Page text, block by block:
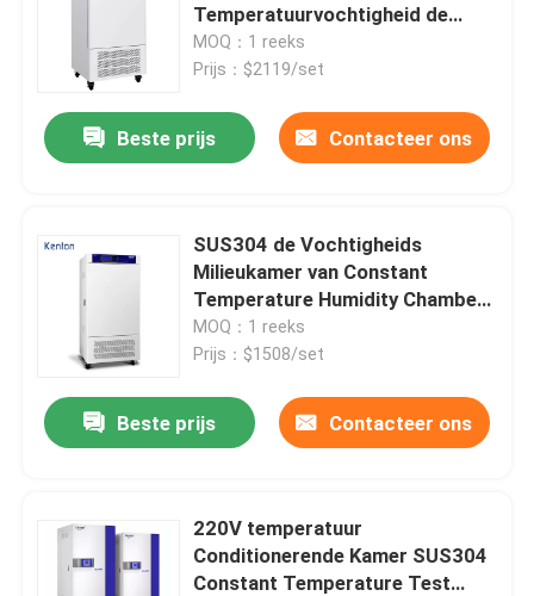
Temperatuurvochtigheid de
Controle van de de
Temperatuurvochtigheid
MOQ：1 reeks
Prijs：$2119/set
Beste prijs Contacteer ons
SUS304 de Vochtigheids
Milieukamer van Constant
Temperature Humidity Chamber
LRH
MOQ：1 reeks
Prijs：$1508/set
Beste prijs Contacteer ons
220V temperatuur
Conditionerende Kamer SUS304
Constant Temperature Test